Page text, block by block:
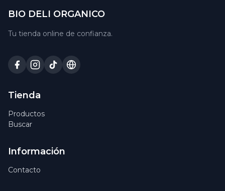
BIO DELI ORGANICO
Tu tienda online de confianza.
Tienda
Productos
Buscar
Información
Contacto